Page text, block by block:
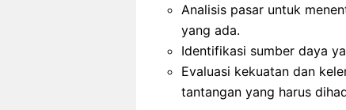
Analisis pasar untuk
yang ada.
Identifikasi sumber daya
Evaluasi kekuatan dan
tantangan yang harus